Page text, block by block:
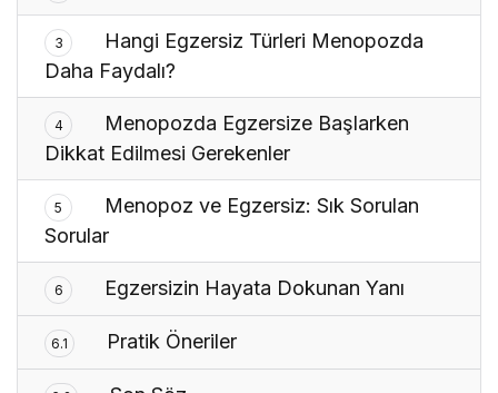
3
Hangi Egzersiz Türleri Menopozda
Daha Faydalı?
4
Menopozda Egzersize Başlarken
Dikkat Edilmesi Gerekenler
5
Menopoz ve Egzersiz: Sık Sorulan
Sorular
6 Egzersizin Hayata Dokunan Yanı
6.1 Pratik Öneriler